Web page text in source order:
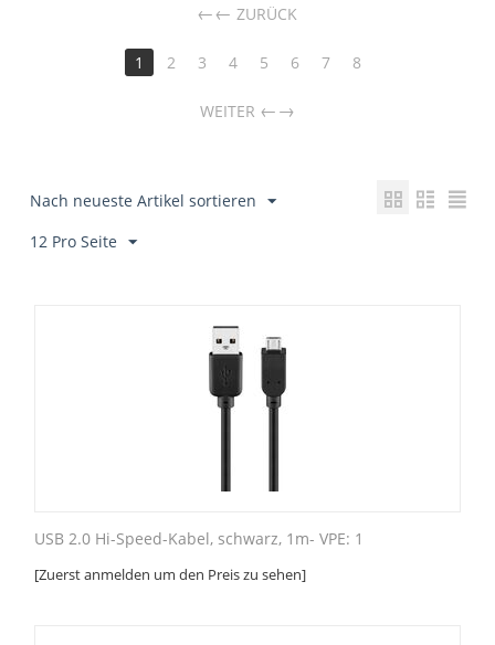
← ZURÜCK
1 2 3 4 5 6 7 8
WEITER →
Nach neueste Artikel sortieren
12 Pro Seite
USB 2.0 Hi-Speed-Kabel, schwarz, 1m- VPE: 1
[Zuerst anmelden um den Preis zu sehen]